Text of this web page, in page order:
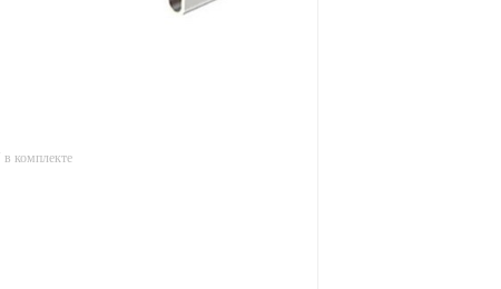
комплекте